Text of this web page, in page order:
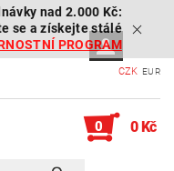
nad 2.000 Kč:
se a získejte stálé
PROGRAM
CZK EUR
0 0 Kč